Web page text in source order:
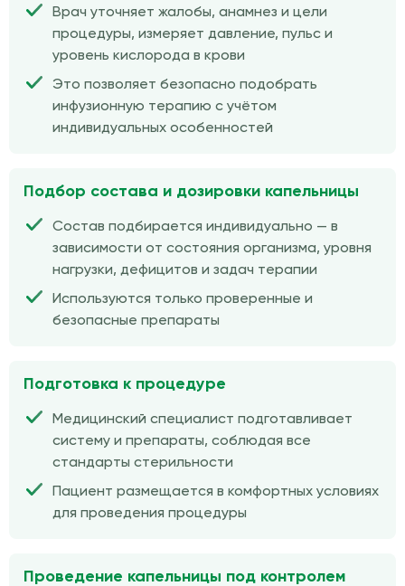
Врач уточняет жалобы, анамнез и цели
процедуры, измеряет давление, пульс и
уровень кислорода в крови
Это позволяет безопасно подобрать
инфузионную терапию с учётом
индивидуальных особенностей
Подбор состава и дозировки капельницы
Состав подбирается индивидуально — в
зависимости от состояния организма, уровня
нагрузки, дефицитов и задач терапии
Используются только проверенные и
безопасные препараты
Подготовка к процедуре
Медицинский специалист подготавливает
систему и препараты, соблюдая все
стандарты стерильности
Пациент размещается в комфортных условиях
для проведения процедуры
Проведение капельницы под контролем